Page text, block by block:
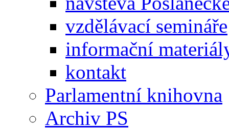
vzdělávací semináře
informační
kontakt
Parlamentní knihovna
Archiv PS